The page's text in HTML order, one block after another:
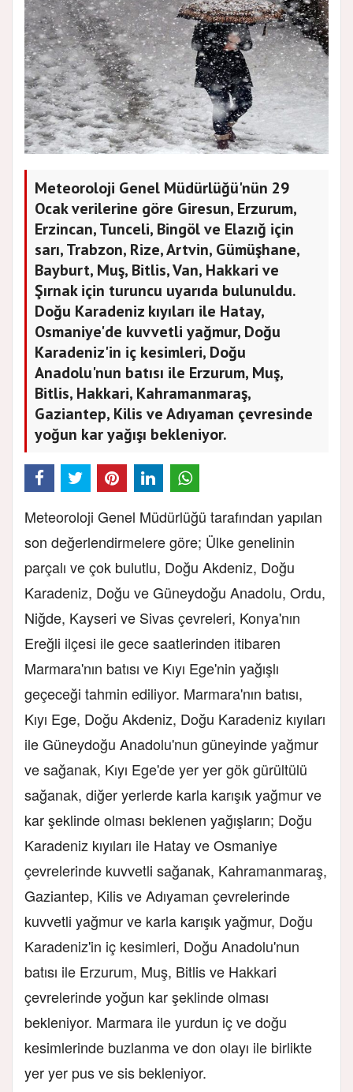
Meteoroloji Genel Müdürlüğü'nün 29
Ocak verilerine göre Giresun, Erzurum,
Erzincan, Tunceli, Bingöl ve Elazığ için
sarı, Trabzon, Rize, Artvin, Gümüşhane,
Bayburt, Muş, Bitlis, Van, Hakkari ve
Şırnak için turuncu uyarıda bulunuldu.
Doğu Karadeniz kıyıları ile Hatay,
Osmaniye'de kuvvetli yağmur, Doğu
Karadeniz'in iç kesimleri, Doğu
Anadolu'nun batısı ile Erzurum, Muş,
Bitlis, Hakkari, Kahramanmaraş,
Gaziantep, Kilis ve Adıyaman çevresinde
yoğun kar yağışı bekleniyor.
Meteoroloji Genel Müdürlüğü tarafından yapılan
son değerlendirmelere göre; Ülke genelinin
parçalı ve çok bulutlu, Doğu Akdeniz, Doğu
Karadeniz, Doğu ve Güneydoğu Anadolu, Ordu,
Niğde, Kayseri ve Sivas çevreleri, Konya'nın
Ereğli ilçesi ile gece saatlerinden itibaren
Marmara'nın batısı ve Kıyı Ege'nin yağışlı
geçeceği tahmin ediliyor. Marmara'nın batısı,
Kıyı Ege, Doğu Akdeniz, Doğu Karadeniz kıyıları
ile Güneydoğu Anadolu'nun güneyinde yağmur
ve sağanak, Kıyı Ege'de yer yer gök gürültülü
sağanak, diğer yerlerde karla karışık yağmur ve
kar şeklinde olması beklenen yağışların; Doğu
Karadeniz kıyıları ile Hatay ve Osmaniye
çevrelerinde kuvvetli sağanak, Kahramanmaraş,
Gaziantep, Kilis ve Adıyaman çevrelerinde
kuvvetli yağmur ve karla karışık yağmur, Doğu
Karadeniz'in iç kesimleri, Doğu Anadolu'nun
batısı ile Erzurum, Muş, Bitlis ve Hakkari
çevrelerinde yoğun kar şeklinde olması
bekleniyor. Marmara ile yurdun iç ve doğu
kesimlerinde buzlanma ve don olayı ile birlikte
yer yer pus ve sis bekleniyor.